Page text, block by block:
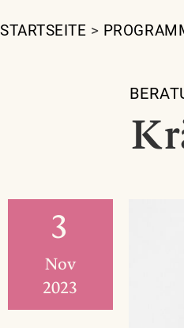
STARTSEITE >
3
Nov
2023